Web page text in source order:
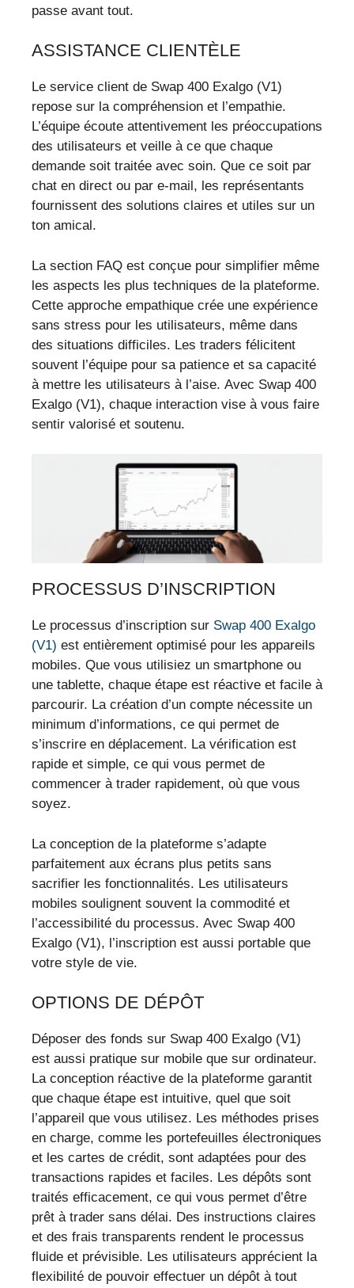
passe avant tout.
ASSISTANCE CLIENTÈLE
Le service client de Swap 400 Exalgo (V1)
repose sur la compréhension et l’empathie.
L’équipe écoute attentivement les préoccupations
des utilisateurs et veille à ce que chaque
demande soit traitée avec soin. Que ce soit par
chat en direct ou par e-mail, les représentants
fournissent des solutions claires et utiles sur un
ton amical.
La section FAQ est conçue pour simplifier même
les aspects les plus techniques de la plateforme.
Cette approche empathique crée une expérience
sans stress pour les utilisateurs, même dans
des situations difficiles. Les traders félicitent
souvent l’équipe pour sa patience et sa capacité
à mettre les utilisateurs à l’aise. Avec Swap 400
Exalgo (V1), chaque interaction vise à vous faire
sentir valorisé et soutenu.
PROCESSUS D’INSCRIPTION
Le processus d’inscription sur Swap 400 Exalgo
(V1) est entièrement optimisé pour les appareils
mobiles. Que vous utilisiez un smartphone ou
une tablette, chaque étape est réactive et facile à
parcourir. La création d’un compte nécessite un
minimum d’informations, ce qui permet de
s’inscrire en déplacement. La vérification est
rapide et simple, ce qui vous permet de
commencer à trader rapidement, où que vous
soyez.
La conception de la plateforme s’adapte
parfaitement aux écrans plus petits sans
sacrifier les fonctionnalités. Les utilisateurs
mobiles soulignent souvent la commodité et
l’accessibilité du processus. Avec Swap 400
Exalgo (V1), l’inscription est aussi portable que
votre style de vie.
OPTIONS DE DÉPÔT
Déposer des fonds sur Swap 400 Exalgo (V1)
est aussi pratique sur mobile que sur ordinateur.
La conception réactive de la plateforme garantit
que chaque étape est intuitive, quel que soit
l’appareil que vous utilisez. Les méthodes prises
en charge, comme les portefeuilles électroniques
et les cartes de crédit, sont adaptées pour des
transactions rapides et faciles. Les dépôts sont
traités efficacement, ce qui vous permet d’être
prêt à trader sans délai. Des instructions claires
et des frais transparents rendent le processus
fluide et prévisible. Les utilisateurs apprécient la
flexibilité de pouvoir effectuer un dépôt à tout